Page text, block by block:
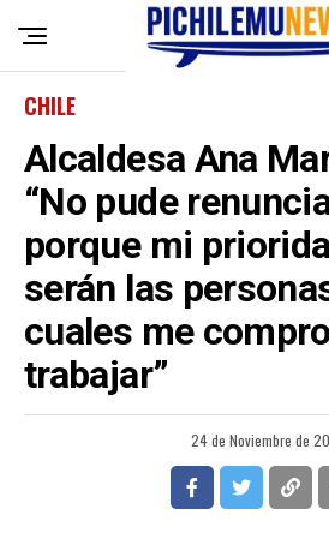
CHILE
Alcaldesa Ana
“No pude
porque mi
serán las
cuales me
trabajar”
24 de Noviembre de